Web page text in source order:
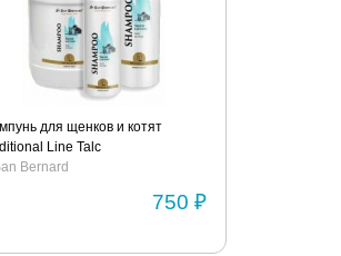
для щенков и котят
Line Talc
Bernard
750 ₽